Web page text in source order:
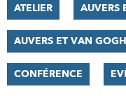
ATELIER AUVERS
AUVERS ET VAN GOGH
CONFÉRENCE